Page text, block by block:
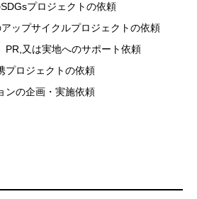
SDGsプロジェクトの依頼
アップサイクルプロジェクトの依頼
PR,又は実地へのサポート依頼
プロジェクトの依頼
ンの企画・実施依頼